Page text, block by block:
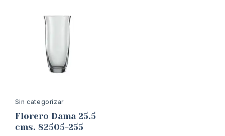
Sin categorizar
Florero Dama 25.5
cms. 82505-255